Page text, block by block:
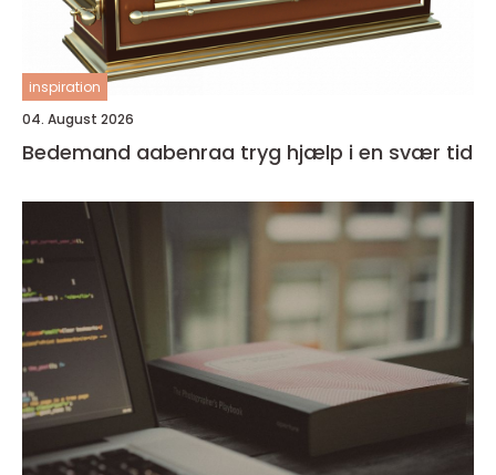
inspiration
04. August 2026
Bedemand aabenraa tryg hjælp i en svær tid